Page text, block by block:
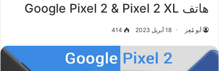
هاتف Google Pixel 2 & Pixel 2 XL
أبو مُعِز 18 أبريل 2023 414